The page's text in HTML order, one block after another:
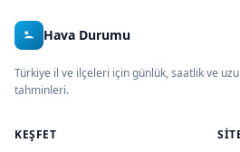
Hava Durumu
Türkiye il ve ilçeleri için günlük, saatlik ve
tahminleri.
KEŞFET